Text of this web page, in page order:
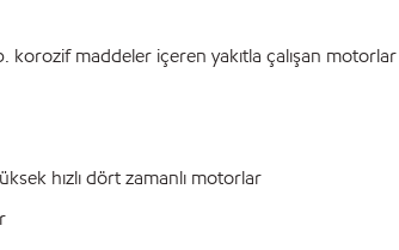
maddeler içeren yakıtla çalışan motorlar
hızlı dört zamanlı motorlar